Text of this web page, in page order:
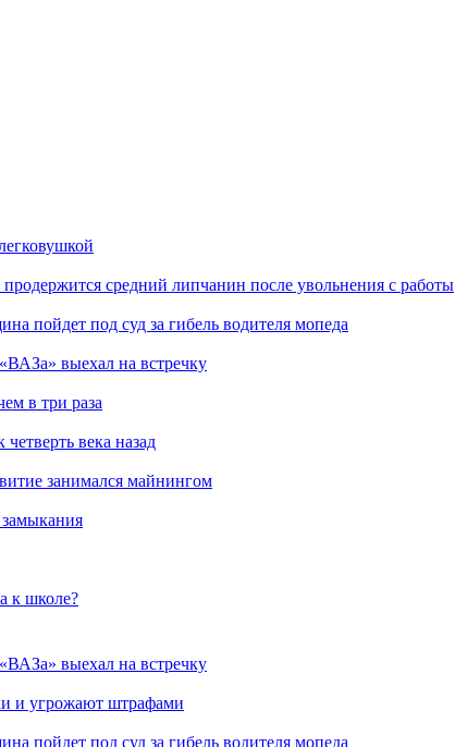
средний липчанин после увольнения с работы
пойдет под суд за гибель водителя мопеда
выехал на встречку
в три раза
века назад
занимался майнингом
к школе?
выехал на встречку
и угрожают штрафами
пойдет под суд за гибель водителя мопеда